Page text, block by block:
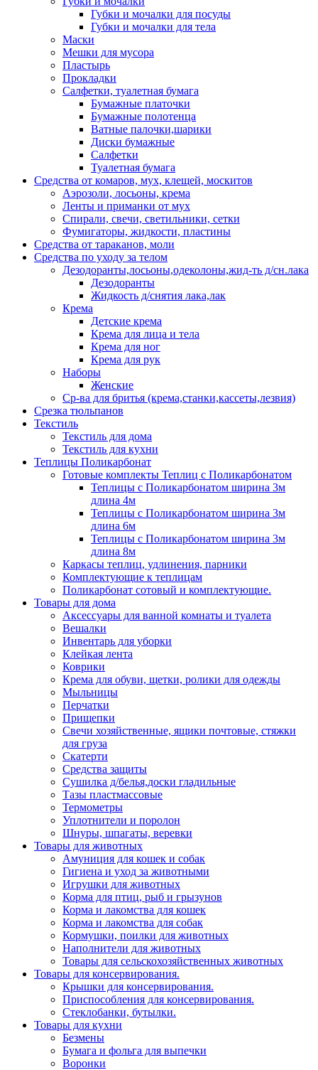
Губки и мочалки для посуды
Губки и мочалки для тела
Маски
Мешки для мусора
Пластырь
Прокладки
Салфетки, туалетная бумага
Бумажные платочки
Бумажные полотенца
Ватные палочки,шарики
Диски бумажные
Салфетки
Туалетная бумага
Средства от комаров, мух, клещей, москитов
Аэрозоли, лосьоны, крема
Ленты и приманки от мух
Спирали, свечи, светильники, сетки
Фумигаторы, жидкости, пластины
Средства от тараканов, моли
Средства по уходу за телом
Дезодоранты,лосьоны,одеколоны,жид-ть д/сн.лака
Дезодоранты
Жидкость д/снятия лака,лак
Крема
Детские крема
Крема для лица и тела
Крема для ног
Крема для рук
Наборы
Женские
Ср-ва для бритья (крема,станки,кассеты,лезвия)
Срезка тюльпанов
Текстиль
Текстиль для дома
Текстиль для кухни
Теплицы Поликарбонат
Готовые комплекты Теплиц с Поликарбонатом
Теплицы с Поликарбонатом ширина 3м
длина 4м
Теплицы с Поликарбонатом ширина 3м
длина 6м
Теплицы с Поликарбонатом ширина 3м
длина 8м
Каркасы теплиц, удлинения, парники
Комплектующие к теплицам
Поликарбонат сотовый и комплектующие.
Товары для дома
Аксессуары для ванной комнаты и туалета
Вешалки
Инвентарь для уборки
Клейкая лента
Коврики
Крема для обуви, щетки, ролики для одежды
Мыльницы
Перчатки
Прищепки
Свечи хозяйственные, ящики почтовые, стяжки
для груза
Скатерти
Средства защиты
Сушилка д/белья,доски гладильные
Тазы пластмассовые
Термометры
Уплотнители и поролон
Шнуры, шпагаты, веревки
Товары для животных
Амуниция для кошек и собак
Гигиена и уход за животными
Игрушки для животных
Корма для птиц, рыб и грызунов
Корма и лакомства для кошек
Корма и лакомства для собак
Кормушки, поилки для животных
Наполнители для животных
Товары для сельскохозяйственных животных
Товары для консервирования.
Крышки для консервирования.
Приспособления для консервирования.
Стеклобанки, бутылки.
Товары для кухни
Безмены
Бумага и фольга для выпечки
Воронки